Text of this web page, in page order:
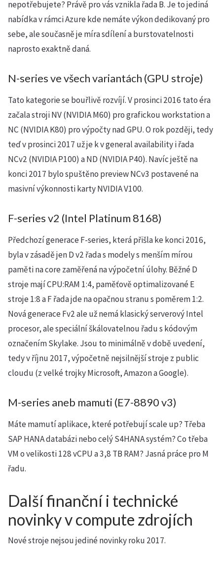
nepotřebujete? Právě pro vás vznikla řada B. Je to jediná
nabídka v rámci Azure kde nemáte výkon dedikovaný pro
sebe, ale současně je míra sdílení a burstovatelnosti
naprosto exaktně daná.
N-series ve všech variantách (GPU stroje)
Tato kategorie se bouřlivě rozvíjí. V prosinci 2016 tato éra
začala stroji NV (NVIDIA M60) pro grafickou workstation a
NC (NVIDIA K80) pro výpočty nad GPU. O rok později, tedy
teď v prosinci 2017 už je k v general availability i řada
NCv2 (NVIDIA P100) a ND (NVIDIA P40). Navíc ještě na
konci 2017 bylo spuštěno preview NCv3 postavené na
masivní výkonnosti karty NVIDIA V100.
F-series v2 (Intel Platinum 8168)
Předchozí generace F-series, která přišla ke konci 2016,
byla v zásadě jen D v2 řada s modely s menším mírou
paměti na core zaměřená na výpočetní úlohy. Běžné D
stroje mají CPU:RAM 1:4, paměťově optimalizované E
stroje 1:8 a F řada jde na opačnou stranu s poměrem 1:2.
Nová generace Fv2 ale už nemá klasický serverový Intel
procesor, ale speciální škálovatelnou řadu s kódovým
označením Skylake. Jsou to minimálně v době uvedení,
tedy v říjnu 2017, výpočetně nejsilnější stroje z public
cloudu (z velké trojky Microsoft, Amazon a Google).
M-series aneb mamuti (E7-8890 v3)
Máte mamutí aplikace, které potřebují scale up? Třeba
SAP HANA databázi nebo celý S4HANA systém? Co třeba
VM o velikosti 128 vCPU a 3,8 TB RAM? Jasná práce pro M
řadu.
Další finanční i technické
novinky v compute zdrojích
Nové stroje nejsou jediné novinky roku 2017.